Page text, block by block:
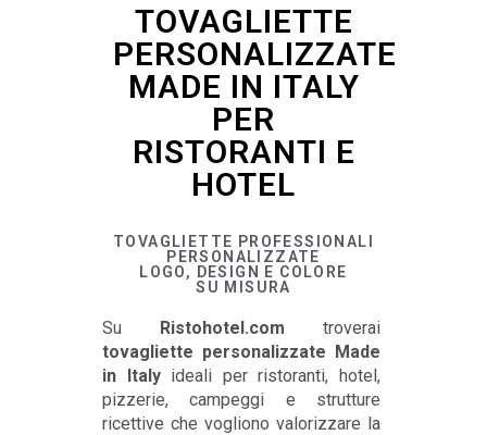
TOVAGLIETTE
PERSONALIZZATE
MADE IN ITALY
PER
RISTORANTI E
HOTEL
TOVAGLIETTE PROFESSIONALI
PERSONALIZZATE
LOGO, DESIGN E COLORE
SU MISURA
Su Ristohotel.com troverai
tovagliette personalizzate Made
in Italyideali per ristoranti, hotel,
pizzerie, campeggi e strutture
ricettive che vogliono valorizzare la